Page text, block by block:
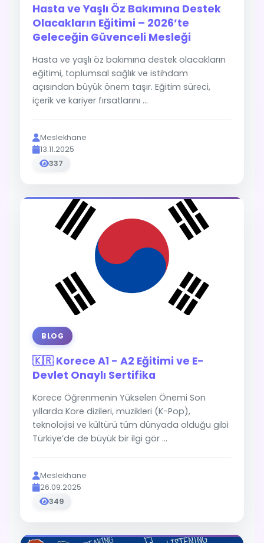
Hasta ve Yaşlı Öz Bakımına Destek
Olacakların Eğitimi – 2026’te
Geleceğin Güvenceli Mesleği
Hasta ve yaşlı öz bakımına destek olacakların
eğitimi, toplumsal sağlık ve istihdam
açısından büyük önem taşır. Eğitim süreci,
içerik ve kariyer fırsatlarını ...
Meslekhane
13.11.2025
337
BLOG
🇰🇷 Korece A1 - A2 Eğitimi ve E-
Devlet Onaylı Sertifika
Korece Öğrenmenin Yükselen Önemi Son
yıllarda Kore dizileri, müzikleri (K-Pop),
teknolojisi ve kültürü tüm dünyada olduğu gibi
Türkiye’de de büyük bir ilgi gör ...
Meslekhane
26.09.2025
349